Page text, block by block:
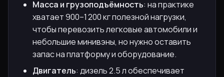
Масса и грузоподъёмность: на практике
хватает 900–1 200 кг полезной нагрузки,
чтобы перевозить легковые автомобили и
небольшие минивэны, но нужно оставить
запас на платформу и оборудование.
Двигатель: дизель 2.5 л обеспечивает